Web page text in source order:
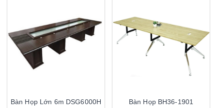
Bàn Họp Lớn 6m DSG6000H Bàn Họp BH36-1901